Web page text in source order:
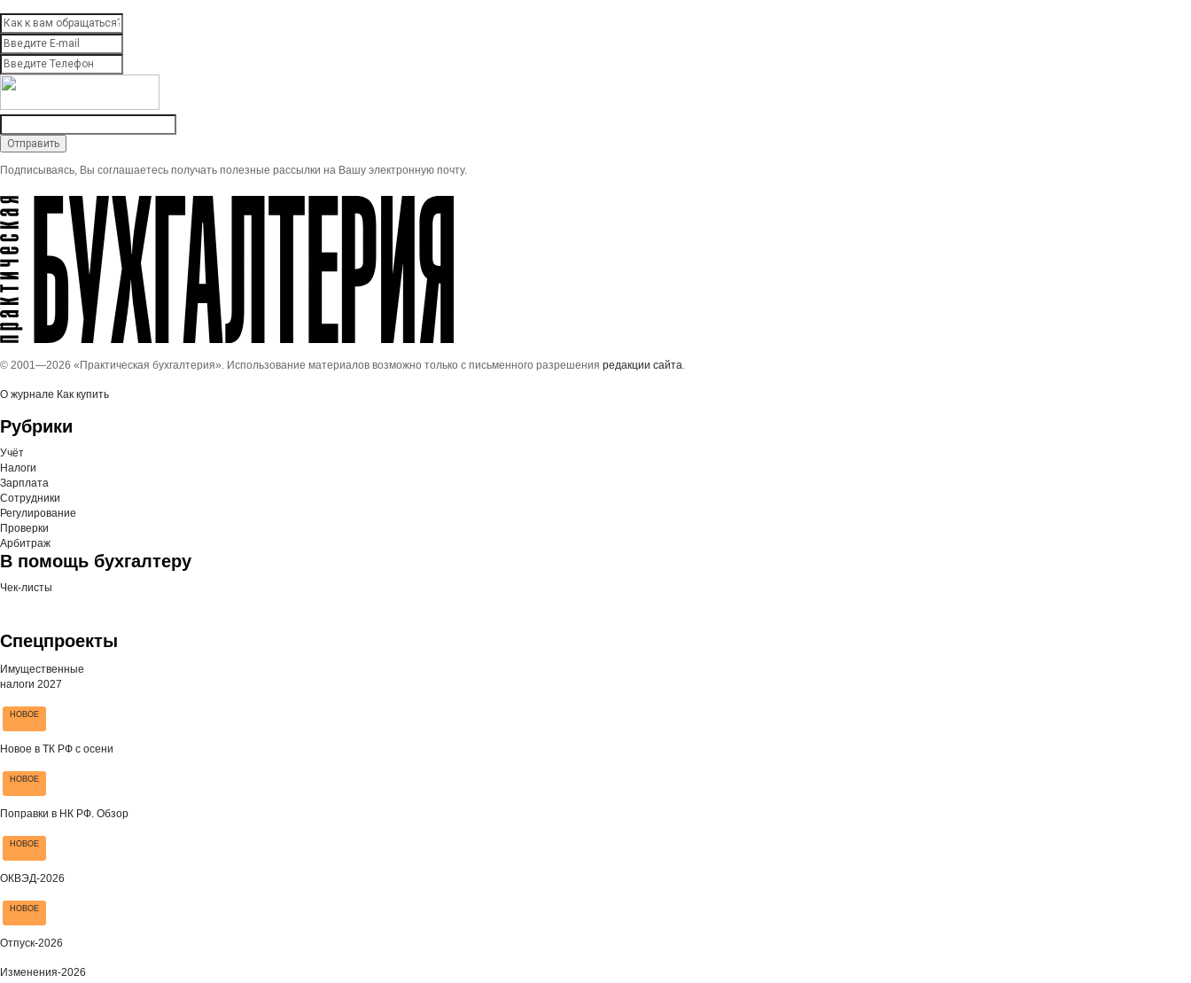
Подписываясь, Вы соглашаетесь получать полезные рассылки на Вашу электронную почту.
© 2001—2026 «Практическая бухгалтерия». Использование материалов возможно только с письменного разрешения редакции сайта.
О журнале Как купить
Рубрики
Учёт
Налоги
Зарплата
Сотрудники
Регулирование
Проверки
Арбитраж
В помощь бухгалтеру
Чек-листы
Спецпроекты
Имущественные
налоги 2027
НОВОЕ
Новое в ТК РФ с осени
НОВОЕ
Поправки в НК РФ. Обзор
НОВОЕ
ОКВЭД-2026
НОВОЕ
Отпуск-2026
Изменения-2026